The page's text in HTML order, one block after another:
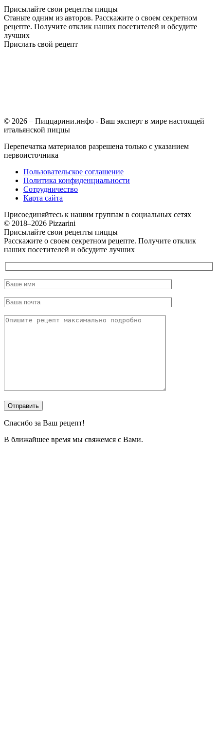
Присылайте свои рецепты пиццы
Станьте одним из авторов. Расскажите о своем секретном
рецепте. Получите отклик наших посетителей и обсудите
лучших
Прислать свой рецепт
© 2026 – Пиццарини.инфо - Ваш эксперт в мире настоящей
итальянской пиццы
Перепечатка материалов разрешена только с указанием
первоисточника
Пользовательское соглашение
Политика конфиденциальности
Сотрудничество
Карта сайта
Присоединяйтесь к нашим группам в социальных сетях
© 2018–2026 Pizzarini
Присылайте свои рецепты пиццы
Расскажите о своем секретном рецепте. Получите отклик
наших посетителей и обсудите лучших
Спасибо за Ваш рецепт!
В ближайшее время мы свяжемся с Вами.